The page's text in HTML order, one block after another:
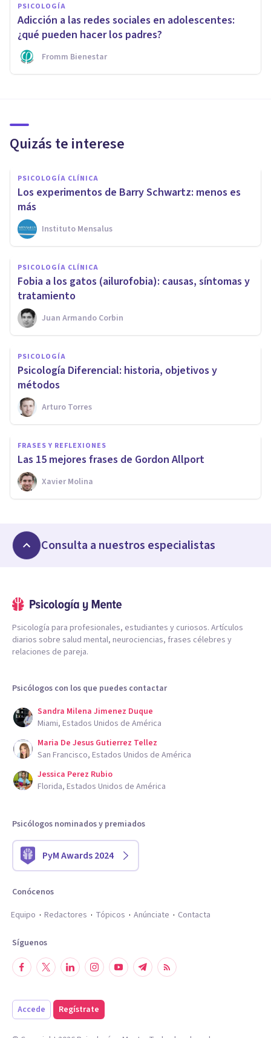
PSICOLOGÍA
Adicción a las redes sociales en adolescentes:
¿qué pueden hacer los padres?
Fromm Bienestar
Quizás te interese
PSICOLOGÍA CLÍNICA
Los experimentos de Barry Schwartz: menos es
más
Instituto Mensalus
PSICOLOGÍA CLÍNICA
Fobia a los gatos (ailurofobia): causas, síntomas y
tratamiento
Juan Armando Corbin
PSICOLOGÍA
Psicología Diferencial: historia, objetivos y
métodos
Arturo Torres
FRASES Y REFLEXIONES
Las 15 mejores frases de Gordon Allport
Xavier Molina
Consulta a nuestros especialistas
Psicología para profesionales, estudiantes y curiosos. Artículos
diarios sobre salud mental, neurociencias, frases célebres y
relaciones de pareja.
Psicólogos con los que puedes contactar
Sandra Milena Jimenez Duque
Miami, Estados Unidos de América
Maria De Jesus Gutierrez Tellez
San Francisco, Estados Unidos de América
Jessica Perez Rubio
Florida, Estados Unidos de América
Psicólogos nominados y premiados
PyM Awards 2024
Conócenos
Equipo
Redactores Tópicos Anúnciate Contacta
Síguenos
Accede Regístrate